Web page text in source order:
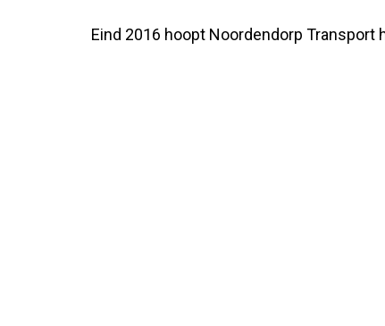
Eind 2016 hoopt Noordendorp Transport